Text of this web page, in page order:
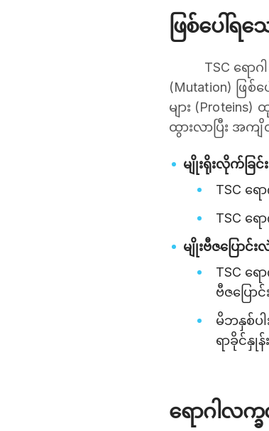
ဖြစ်ပေါ်ရသ
TSC ရေ
(Mutation) ဖြ
များ
ထွားလာပြီး အကျိ
မျိုးရိုးလိုက်ခြင်
TSC ရ
TSC ရ
မျိုးဗီဇပြောင်
TSC ရ
ဗီဇပြေ
မိဘနှစ်ပ
ရာခိုင်နှု
ရောဂါလက္ခ